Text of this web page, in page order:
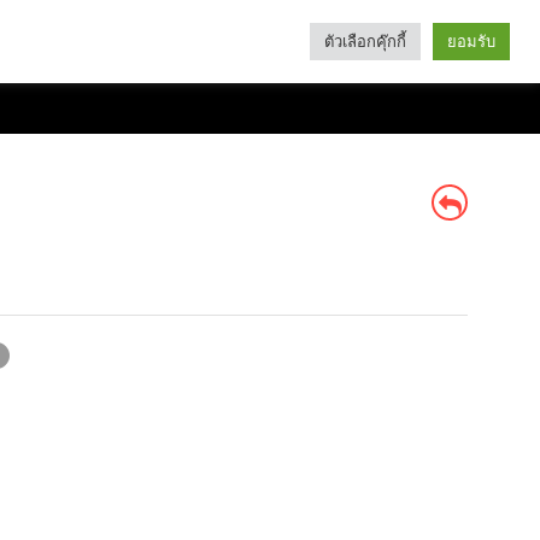
Categories
ตัวเลือกคุ๊กกี้ ยอมรับ